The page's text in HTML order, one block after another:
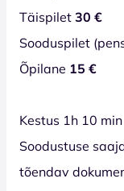
Täispilet 30 €
Sooduspilet
Õpilane 15 €
Kestus 1h 10 min
Soodustuse
tõendav